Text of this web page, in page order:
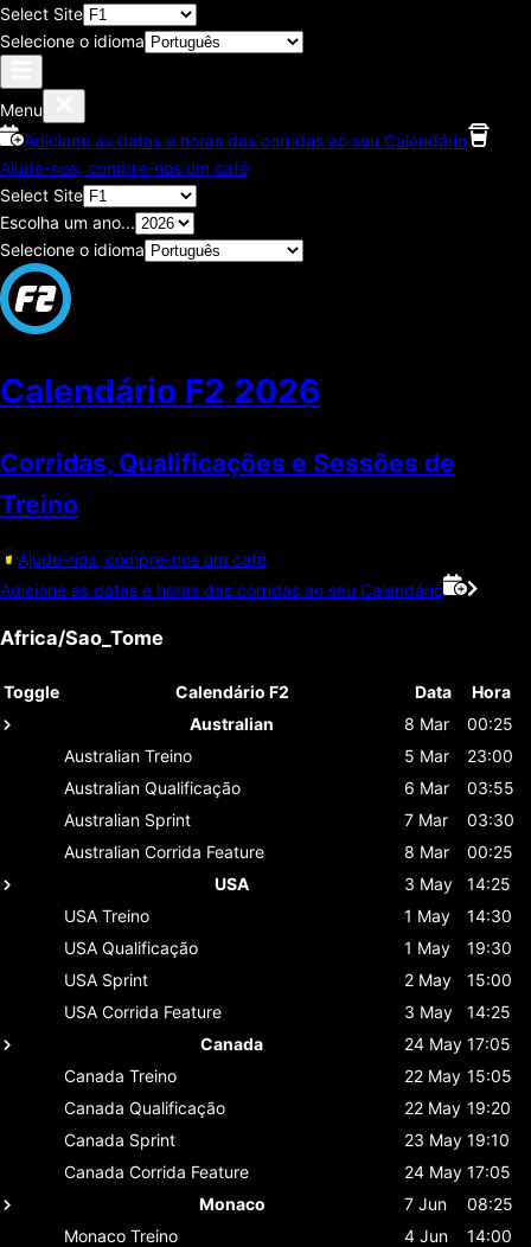
Select Site
Selecione o idioma
Menu
Adicione as datas e horas das corridas ao seu Calendário
Ajude-nos, compre-nos um café
Select Site
Escolha um ano...
Selecione o idioma
Calendário F2 2026
Corridas, Qualificações e Sessões de
Treino
Ajude-nos, compre-nos um café
Adicione as datas e horas das corridas ao seu Calendário
Africa/Sao_Tome
Toggle Calendário F2 Data
Hora
Australian
8 Mar
00:25
Australian Treino 5 Mar
23:00
Australian Qualificação 6 Mar
03:55
Australian Sprint 7 Mar
03:30
Australian Corrida Feature 8 Mar
00:25
USA
3 May
14:25
USA Treino 1 May
14:30
USA Qualificação 1 May
19:30
USA Sprint 2 May
15:00
USA Corrida Feature 3 May
14:25
Canada
24 May 17:05
Canada Treino 22 May 15:05
Canada Qualificação 22 May 19:20
Canada Sprint 23 May 19:10
Canada Corrida Feature 24 May 17:05
Monaco
7 Jun
08:25
Monaco Treino 4 Jun
14:00